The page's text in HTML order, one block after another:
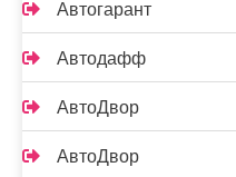
Автогарант
Автодафф
АвтоДвор
АвтоДвор